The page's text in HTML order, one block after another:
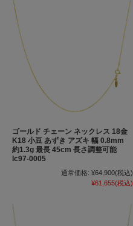
ゴールド チェーン ネックレス 18金
K18 小豆 あずき アズキ 幅 0.8mm
約1.3g 最長 45cm 長さ調整可能
lc97-0005
通常価格: ¥64,900(税込)
¥61,655(税込)